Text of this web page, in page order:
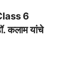
6
कलाम यांचे